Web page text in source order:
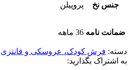
جنس نخ پروپیلن
ضمانت نامه 36 ماهه
دسته: فرش کودک، عروسکی و فانتزی
به اشتراک بگذارید: